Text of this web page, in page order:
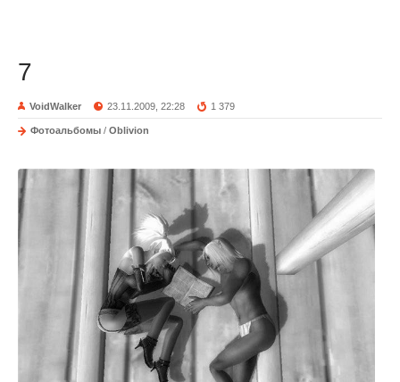
7
VoidWalker 23.11.2009, 22:28 1 379
Фотоальбомы / Oblivion